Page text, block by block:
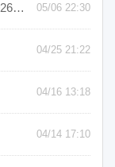
河北晟德基础设施建设开发有限公司2026年校园招聘启事 05/06 22:30
04/25 21:22
04/16 13:18
04/14 17:10